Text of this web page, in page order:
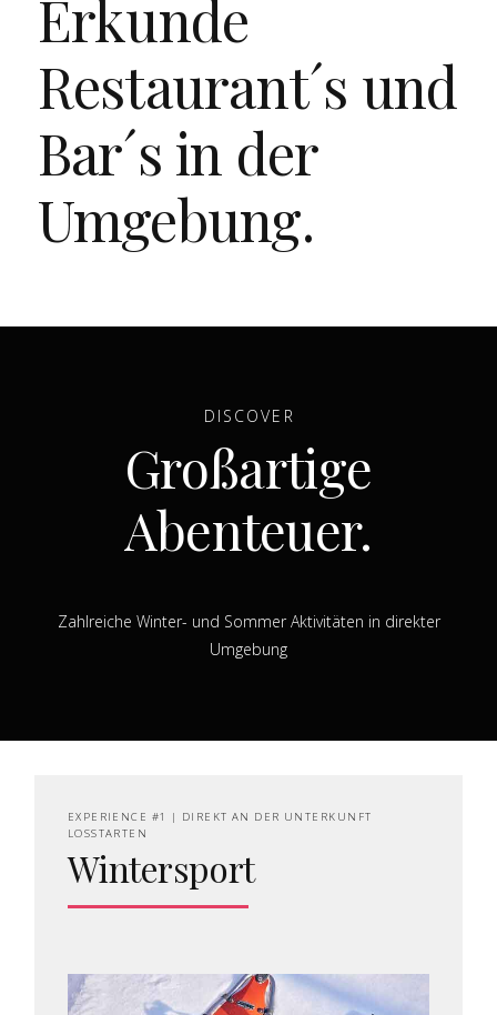
Erkunde
Restaurant´s und
Bar´s in der
Umgebung.
DISCOVER
Großartige
Abenteuer.
Zahlreiche Winter- und Sommer Aktivitäten in direkter
Umgebung
EXPERIENCE #1 | DIREKT AN DER UNTERKUNFT
LOSSTARTEN
Wintersport